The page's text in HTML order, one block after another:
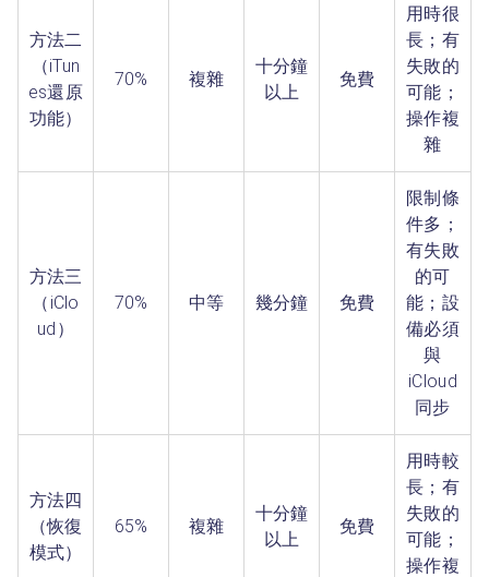
方法二
（iTun
es還原
功能）
70% 複雜
十分鐘
以上
免費
用時很
長；有
失敗的
可能；
操作複
雜
方法三
（iClo
ud）
70% 中等 幾分鐘 免費
限制條
件多；
有失敗
的可
能；設
備必須
與
iCloud
同步
方法四
（恢復
模式）
65% 複雜
十分鐘
以上
免費
用時較
長；有
失敗的
可能；
操作複